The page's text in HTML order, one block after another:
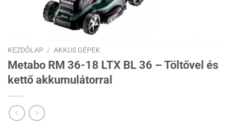
KEZDŐLAP / AKKUS GÉPEK
Metabo RM 36-18 LTX BL 36 – Töltővel és
kettő akkumulátorral